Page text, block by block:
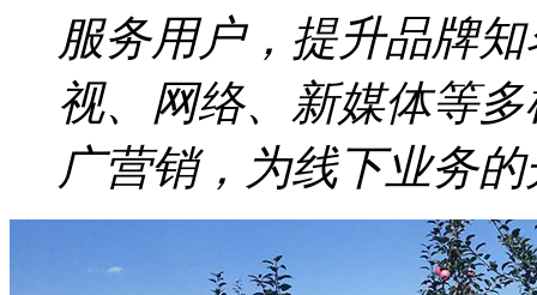
服务用户，提升品牌
视、网络、新媒体等
广营销，为线下业务